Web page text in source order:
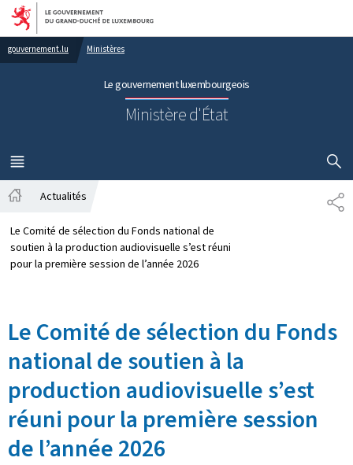
Aller au menu principal
Aller au contenu
gouvernement.lu Ministères
Le gouvernement luxembourgeois
Ministère d'État
MENU
PRINCIPAL
Actualités
Le Comité de sélection du Fonds national de
soutien à la production audiovisuelle s’est réuni
pour la première session de l’année 2026
Le Comité de sélection du Fonds
national de soutien à la
production audiovisuelle s’est
réuni pour la première session
de l’année 2026